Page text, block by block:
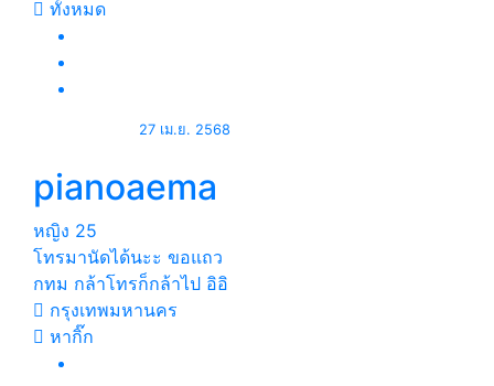
ทั้งหมด
27 เม.ย. 2568
pianoaema
หญิง 25
โทรมานัดได้นะะ ขอแถว
กทม กล้าโทรก็กล้าไป อิอิ
กรุงเทพมหานคร
หากิ๊ก